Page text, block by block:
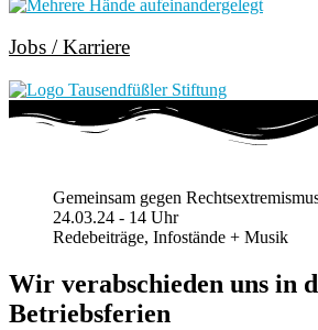
Jobs / Karriere
Gemeinsam gegen
24.03.24 - 14 Uhr
Redebeiträge, Infostände + Musik
Wir verabschieden uns in
Betriebsferien